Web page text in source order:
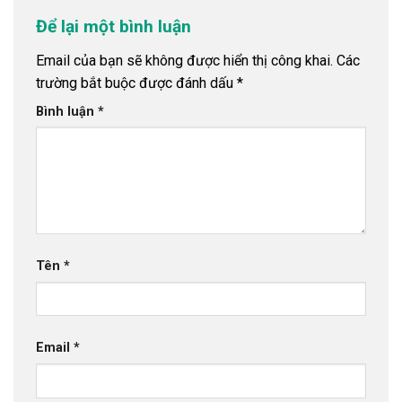
Để lại một bình luận
Email của bạn sẽ không được hiển thị công khai. Các
trường bắt buộc được đánh dấu *
Bình luận *
Tên *
Email *